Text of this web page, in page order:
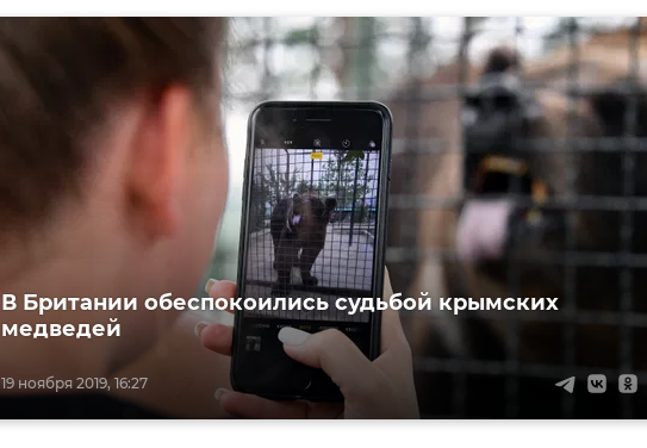
19 ноября 2019, 16:27
В Британии обеспокоились судьбой крымских
медведей